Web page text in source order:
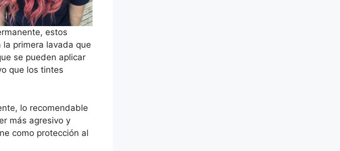
estos
primera lavada que
se pueden aplicar
que los tintes
lo recomendable
más agresivo y
como protección al